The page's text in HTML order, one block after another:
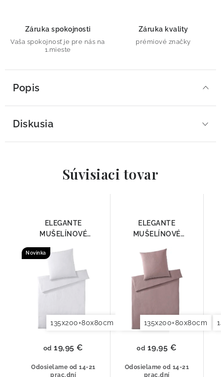
Záruka spokojnosti
Vaša spokojnosť je pre nás na
1.mieste
Záruka kvality
prémiové značky
Popis
Diskusia
Súvisiaci tovar
ELEGANTE
MUŠELÍNOVÉ
7095-00
Novinka
135x200+80x80cm 140x200+70x90cm
Odosielame od 14-21
prac.dní
od 19,95 €
ELEGANTE
MUŠELÍNOVÉ
7095-01
135x200+80x80cm
Odosielame od 14-21
prac.dní
od 19,95 €